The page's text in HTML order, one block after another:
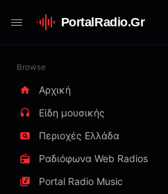
PortalRadio.Gr
Browse
Αρχική
Είδη μουσικής
Περιοχές Ελλάδα
Ραδιόφωνα Web Radios
Portal Radio Music